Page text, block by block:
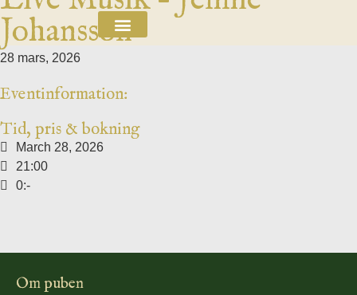
Johansson
28 mars, 2026
Eventinformation:
Tid, pris & bokning
March 28, 2026
21:00
0:-
Om puben